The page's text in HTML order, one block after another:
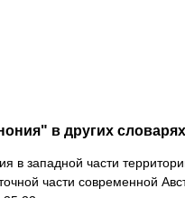
в других
в западной части
части современной